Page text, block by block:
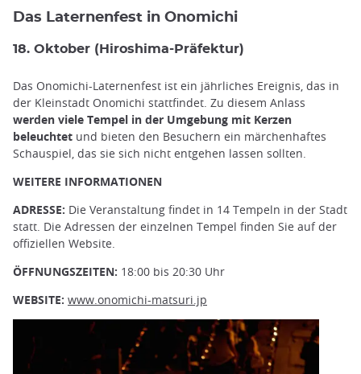
Das Laternenfest in Onomichi
18. Oktober (Hiroshima-Präfektur)
Das Onomichi-Laternenfest ist ein jährliches Ereignis, das in
der Kleinstadt Onomichi stattfindet. Zu diesem Anlass
werden viele Tempel in der Umgebung mit Kerzen
beleuchtet und bieten den Besuchern ein märchenhaftes
Schauspiel, das sie sich nicht entgehen lassen sollten.
WEITERE INFORMATIONEN
ADRESSE: Die Veranstaltung findet in 14 Tempeln in der Stadt
statt. Die Adressen der einzelnen Tempel finden Sie auf der
offiziellen Website.
ÖFFNUNGSZEITEN: 18:00 bis 20:30 Uhr
WEBSITE: www.onomichi-matsuri.jp